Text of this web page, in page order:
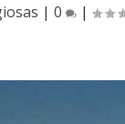
| 0 |